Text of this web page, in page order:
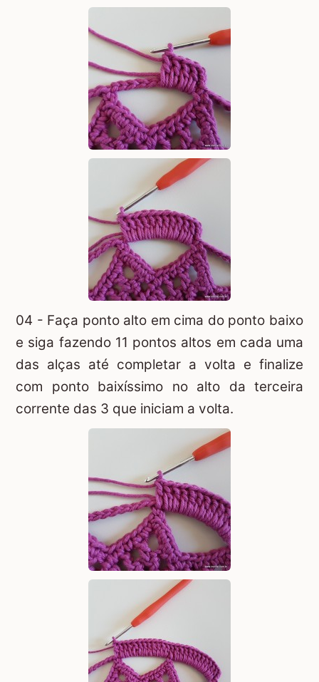
04 - Faça ponto alto em cima do ponto baixo
e siga fazendo 11 pontos altos em cada uma
das alças até completar a volta e finalize
com ponto baixíssimo no alto da terceira
corrente das 3 que iniciam a volta.